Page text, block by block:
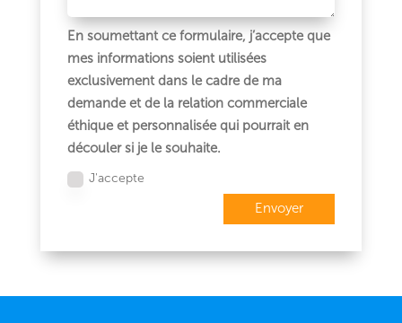
En soumettant ce formulaire, j’accepte que
mes informations soient utilisées
exclusivement dans le cadre de ma
demande et de la relation commerciale
éthique et personnalisée qui pourrait en
découler si je le souhaite.
J'accepte
Envoyer